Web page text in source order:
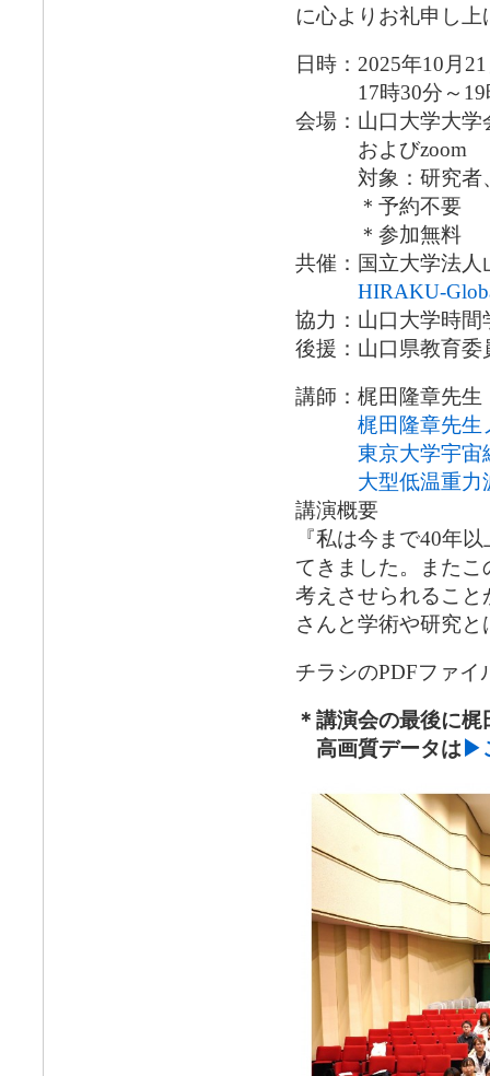
に心よりお礼申し上
日時：2025年10月
17時30分～19時
会場：山口大学大学
およびzoom
対象：研究者、
＊予約不要
＊参加無料
共催：国立大学法人
HIRAKU-
協力：山口大学時間
後援：山口県教育
講師：梶田隆章先
梶田隆章先生
東京大学宇宙
大型低温重
講演概要
『私は今まで40年
てきました。また
考えさせられるこ
さんと学術や研究
チラシのPDFファイ
＊講演会の最後に
高画質データは ▶